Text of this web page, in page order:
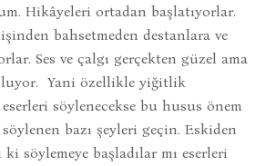
Hikâyeleri ortadan başlatıyorlar.
bahsetmeden destanlara ve
Ses ve çalgı gerçekten güzel ama
Yani özellikle yiğitlik
söylenecekse bu husus önem
bazı şeyleri geçin. Eskiden
söylemeye başladılar mı eserleri